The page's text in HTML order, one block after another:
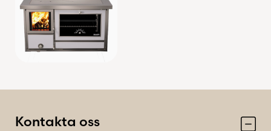
Kontakta oss